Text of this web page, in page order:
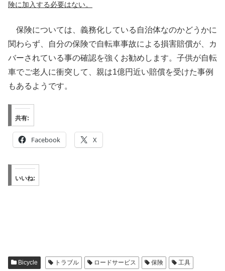
険に加入する必要はない。
保険については、義務化している自治体なのかどうかに
関わらず、自分の保険で自転車事故による損害賠償が、カ
バーされている事の確認を強くお勧めします。子供が自転
車でご老人に衝突して、親は1億円近い賠償を受けた事例
もあるようです。
共有:
Facebook X
いいね:
Bicycle トラブル ロードサービス 保険 工具